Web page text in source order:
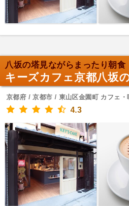
八坂の塔見ながらまったり朝食
キーズカフェ京都八坂
京都府 / 京都市 / 東山区金園町 カフェ・
4.3